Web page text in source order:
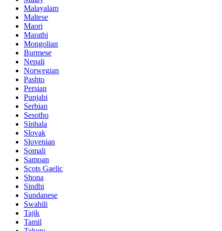
Malayalam
Maltese
Maori
Marathi
Mongolian
Burmese
Nepali
Norwegian
Pashto
Persian
Punjabi
Serbian
Sesotho
Sinhala
Slovak
Slovenian
Somali
Samoan
Scots Gaelic
Shona
Sindhi
Sundanese
Swahili
Tajik
Tamil